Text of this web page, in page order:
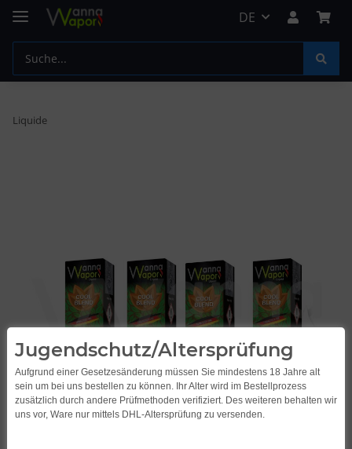
DE
Liquide
Jugendschutz/Altersprüfung
Aufgrund einer Gesetzesänderung müssen Sie mindestens 18 Jahre alt
sein um bei uns bestellen zu können. Ihr Alter wird im Bestellprozess
zusätzlich durch andere Prüfmethoden verifiziert. Des weiteren behalten wir
uns vor, Ware nur mittels DHL-Altersprüfung zu versenden.